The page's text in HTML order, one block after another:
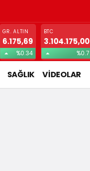
GR. ALTIN
6.175,69
%0.34
BTC
3.104.175,00
%0.7
SAĞLIK VİDEOLAR